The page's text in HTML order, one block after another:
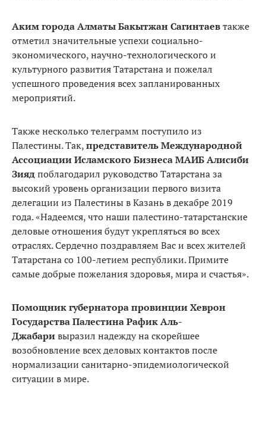
Аким города Алматы Бакытжан Сагинтаевтакже
отметил значительные успехи социально-
экономического, научно-технологического и
культурного развития Татарстана и пожелал
успешного проведения всех запланированных
мероприятий.
Также несколько телеграмм поступило из
Палестины. Так,представитель Международной
Ассоциации Исламского Бизнеса МАИБ Алисиби
Зиядпоблагодарил руководство Татарстана за
высокий уровень организации первого визита
делегации из Палестины в Казань в декабре 2019
года. «Надеемся, что наши палестино-татарстанские
деловые отношения будут укрепляться во всех
отраслях. Сердечно поздравляем Вас и всех жителей
Татарстана со 100-летием республики. Примите
самые добрые пожелания здоровья, мира и счастья».
Помощник губернатора провинции Хеврон
Государства Палестина Рафик Аль-
Джабаривыразил надежду на скорейшее
возобновление всех деловых контактов после
нормализации санитарно-эпидемиологической
ситуации в мире.